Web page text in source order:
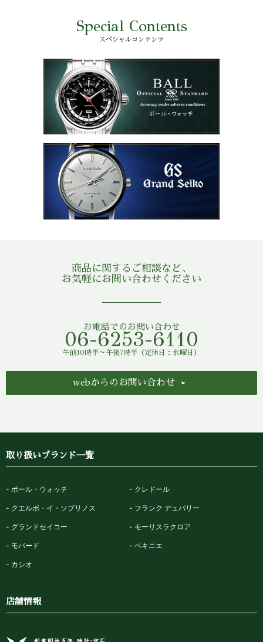
Special Contents
スペシャルコンテンツ
商品に関するご相談など、
お気軽にお問い合わせください
お電話でのお問い合わせ
06-6253-6110
午前10時半～午後7時半（定休日：水曜日）
webからのお問い合わせ
取り扱いブランド一覧
ボール・ウォッチ クレドール
クエルボ・イ・ソブリノス フランク デュバリー
グランドセイコー モーリスラクロア
モバード ペキニエ
カシオ
店舗情報